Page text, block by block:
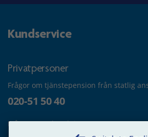
Kundservice
Privatpersoner
Frågor om tjänstepension från statlig
020-51 50 40
Frågor om utbetalning